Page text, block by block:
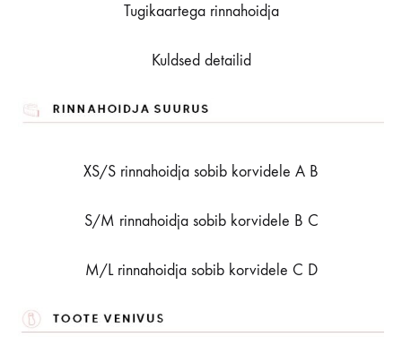
Tugikaartega rinnahoidja
Kuldsed detailid
XS/S rinnahoidja sobib korvidele A B
S/M rinnahoidja sobib korvidele B C
M/L rinnahoidja sobib korvidele C D